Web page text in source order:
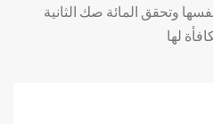
وتحقق المائة صك الثانية
لها